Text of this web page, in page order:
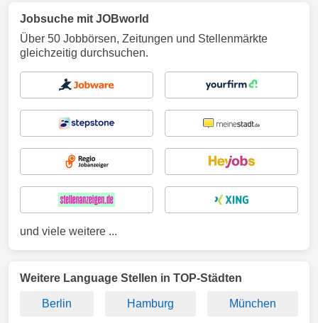
Jobsuche mit JOBworld
Über 50 Jobbörsen, Zeitungen und Stellenmärkte
gleichzeitig durchsuchen.
und viele weitere ...
Weitere Language Stellen in TOP-Städten
Berlin Hamburg München